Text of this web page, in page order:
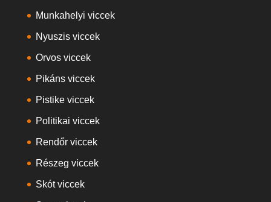
Munkahelyi viccek
Nyuszis viccek
Orvos viccek
Pikáns viccek
Pistike viccek
Politikai viccek
Rendőr viccek
Részeg viccek
Skót viccek